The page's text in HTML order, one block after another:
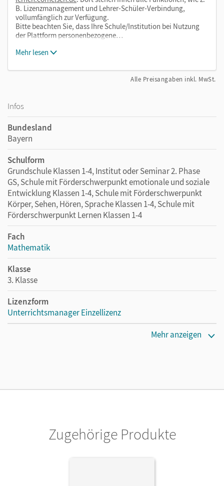
B. Lizenzmanagement und Lehrer-Schüler-Verbindung,
vollumfänglich zur Verfügung.
Bitte beachten Sie, dass Ihre Schule/Institution bei Nutzung
der Plattform personenbezogene…
Mehr lesen
Alle Preisangaben inkl. MwSt.
Infos
Bundesland
Bayern
Schulform
Grundschule Klassen 1-4, Institut oder Seminar 2. Phase
GS, Schule mit Förderschwerpunkt emotionale und soziale
Entwicklung Klassen 1-4, Schule mit Förderschwerpunkt
Körper, Sehen, Hören, Sprache Klassen 1-4, Schule mit
Förderschwerpunkt Lernen Klassen 1-4
Fach
Mathematik
Klasse
3. Klasse
Lizenzform
Unterrichtsmanager Einzellizenz
Unterrichtsmanagers solange das Lehrwerk erhältlich ist.
Mehr anzeigen
Zugehörige Produkte